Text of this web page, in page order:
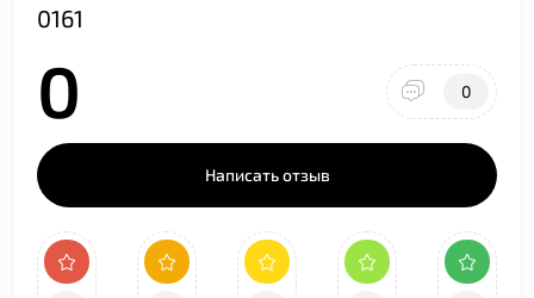
0161
0 0
Написать отзыв